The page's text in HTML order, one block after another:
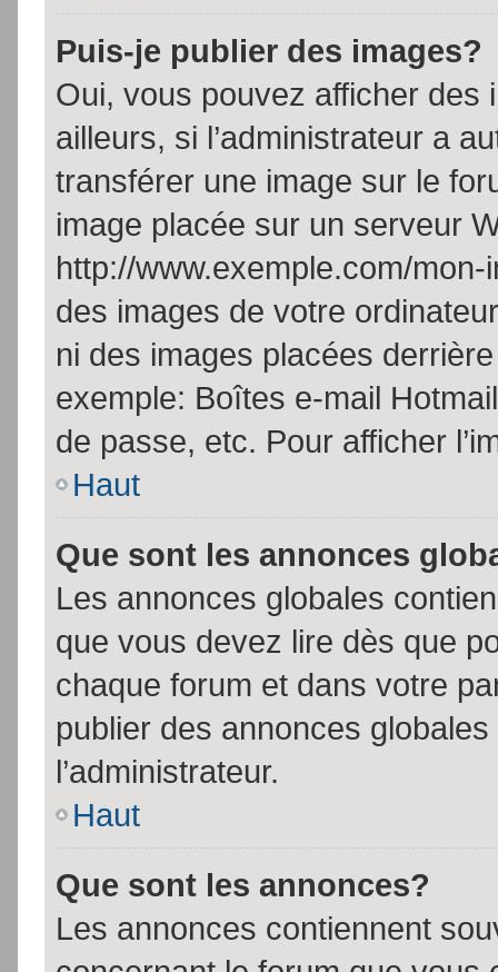
Puis-je publier des images?
Oui, vous pouvez afficher
ailleurs, si l’administrateur a
transférer une image sur le
image placée sur un serveur
http://www.exemple.com/
des images de votre
ni des images placées
exemple: Boîtes e-mail
de passe, etc. Pour afficher
Haut
Que sont les annonces
Les annonces globales
que vous devez lire dès que
chaque forum et dans votre
publier des annonces
l’administrateur.
Haut
Que sont les annonces?
Les annonces contiennent